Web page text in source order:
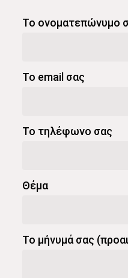
Το ονοματεπώνυμο
Το email σας
Το τηλέφωνο σας
Θέμα
Το μήνυμά σας